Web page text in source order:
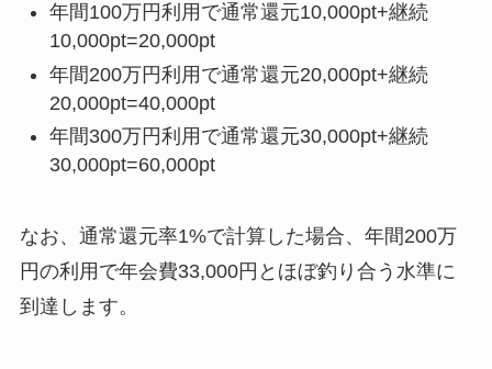
年間100万円利用で通常還元10,000pt+継続
10,000pt=20,000pt
年間200万円利用で通常還元20,000pt+継続
20,000pt=40,000pt
年間300万円利用で通常還元30,000pt+継続
30,000pt=60,000pt
なお、通常還元率1%で計算した場合、年間200万
円の利用で年会費33,000円とほぼ釣り合う水準に
到達します。